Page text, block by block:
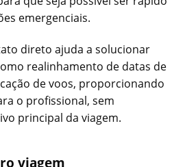
emergenciais.
direto ajuda a solucionar
realinhamento de datas de
de voos, proporcionando
o profissional, sem
principal da viagem.
viagem